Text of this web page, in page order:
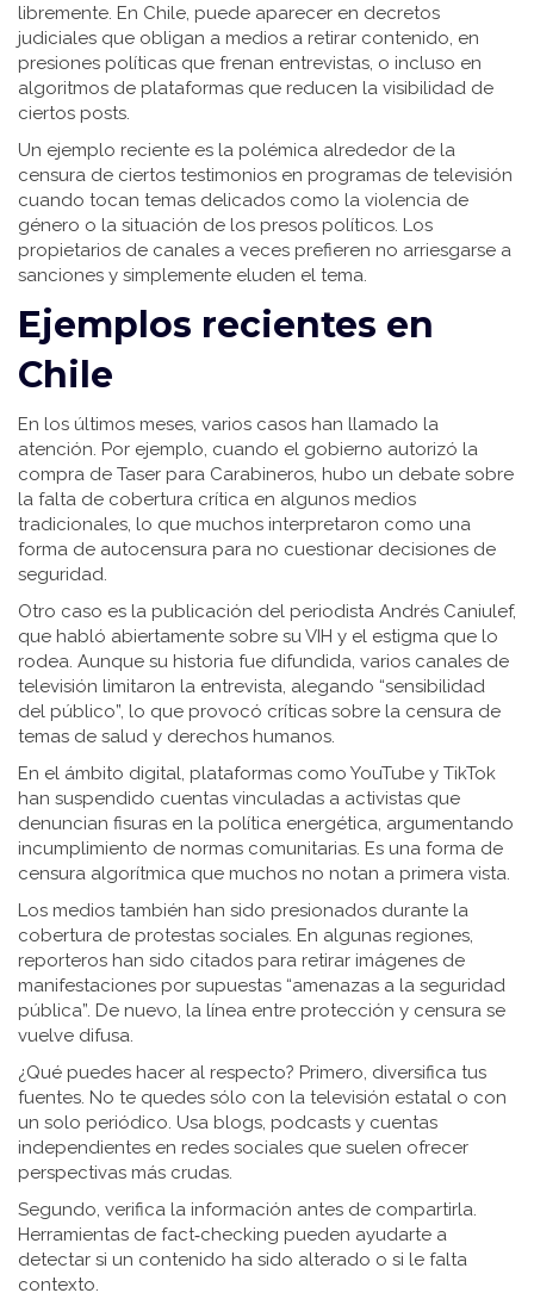
libremente. En Chile, puede aparecer en decretos
judiciales que obligan a medios a retirar contenido, en
presiones políticas que frenan entrevistas, o incluso en
algoritmos de plataformas que reducen la visibilidad de
ciertos posts.
Un ejemplo reciente es la polémica alrededor de la
censura de ciertos testimonios en programas de televisión
cuando tocan temas delicados como la violencia de
género o la situación de los presos políticos. Los
propietarios de canales a veces prefieren no arriesgarse a
sanciones y simplemente eluden el tema.
Ejemplos recientes en
Chile
En los últimos meses, varios casos han llamado la
atención. Por ejemplo, cuando el gobierno autorizó la
compra de Taser para Carabineros, hubo un debate sobre
la falta de cobertura crítica en algunos medios
tradicionales, lo que muchos interpretaron como una
forma de autocensura para no cuestionar decisiones de
seguridad.
Otro caso es la publicación del periodista Andrés Caniulef,
que habló abiertamente sobre su VIH y el estigma que lo
rodea. Aunque su historia fue difundida, varios canales de
televisión limitaron la entrevista, alegando “sensibilidad
del público”, lo que provocó críticas sobre la censura de
temas de salud y derechos humanos.
En el ámbito digital, plataformas como YouTube y TikTok
han suspendido cuentas vinculadas a activistas que
denuncian fisuras en la política energética, argumentando
incumplimiento de normas comunitarias. Es una forma de
censura algorítmica que muchos no notan a primera vista.
Los medios también han sido presionados durante la
cobertura de protestas sociales. En algunas regiones,
reporteros han sido citados para retirar imágenes de
manifestaciones por supuestas “amenazas a la seguridad
pública”. De nuevo, la línea entre protección y censura se
vuelve difusa.
¿Qué puedes hacer al respecto? Primero, diversifica tus
fuentes. No te quedes sólo con la televisión estatal o con
un solo periódico. Usa blogs, podcasts y cuentas
independientes en redes sociales que suelen ofrecer
perspectivas más crudas.
Segundo, verifica la información antes de compartirla.
Herramientas de fact‑checking pueden ayudarte a
detectar si un contenido ha sido alterado o si le falta
contexto.